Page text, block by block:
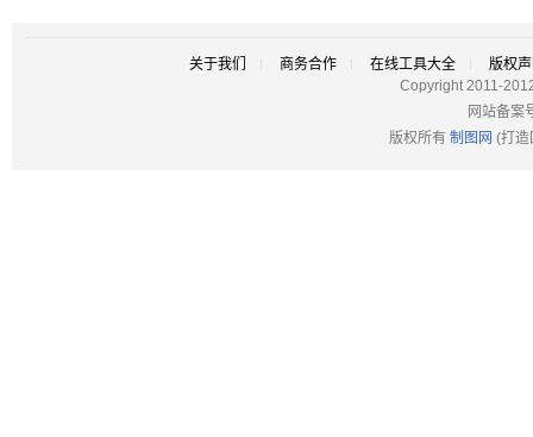
关于我们 商务合作 在线工具大全
版权
Copyright 2011-
网站备案
版权所有 制图网 (打造